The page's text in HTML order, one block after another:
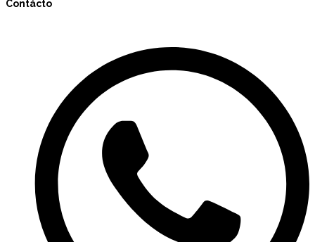
Contácto